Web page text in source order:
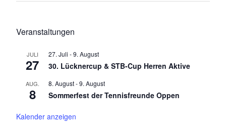
Veranstaltungen
JULI
27
27. Juli -9. August
30. Lücknercup & STB-Cup Herren Aktive
AUG.
8
8. August-9. August
Sommerfest der Tennisfreunde Oppen
Kalender anzeigen